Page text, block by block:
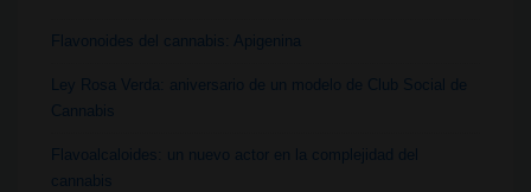
Flavonoides del cannabis: Apigenina
Ley Rosa Verda: aniversario de un modelo de Club Social de
Cannabis
Flavoalcaloides: un nuevo actor en la complejidad del
cannabis